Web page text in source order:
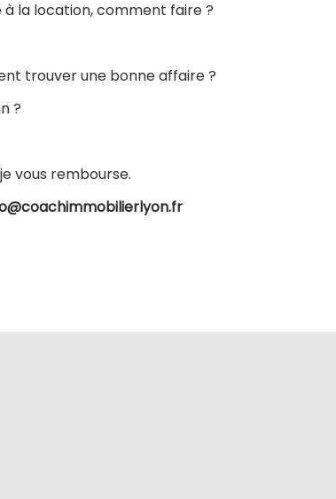
la location, comment faire ?
trouver une bonne affaire ?
?
vous rembourse.